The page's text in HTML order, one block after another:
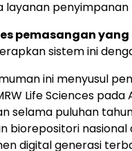
layanan penyimpanan
pemasangan
sistem ini
ini menyusul
Life Sciences
selama puluhan
biorepositori nasional
digital generasi